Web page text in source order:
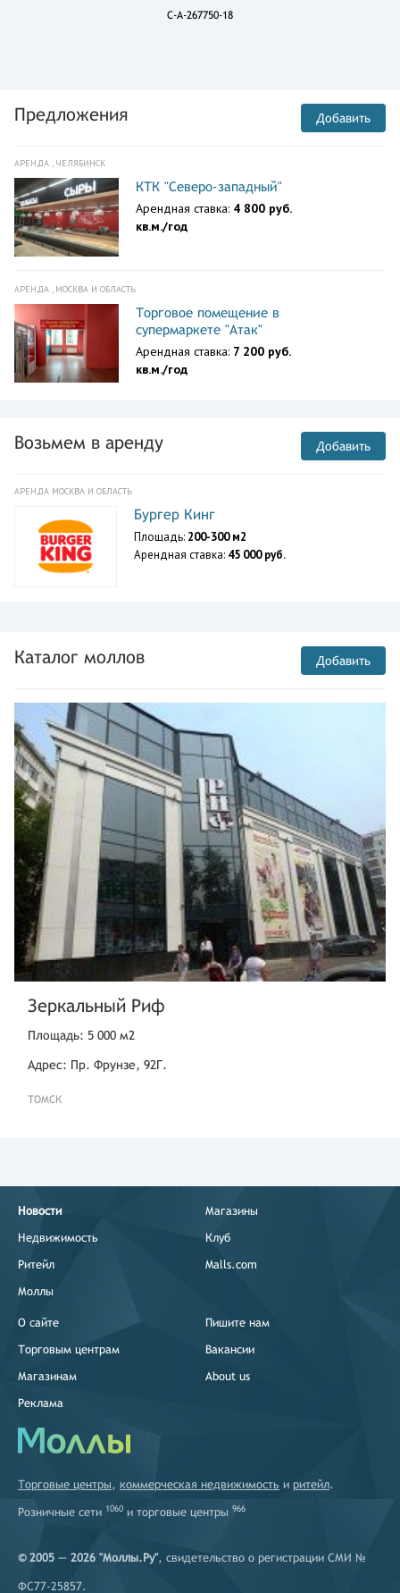
C-A-267750-18
Предложения Добавить
АРЕНДА , ЧЕЛЯБИНСК
КТК "Северо-западный"
Арендная ставка: 4 800 руб.
кв.м./год
АРЕНДА , МОСКВА И ОБЛАСТЬ
Торговое помещение в
супермаркете "Атак"
Арендная ставка: 7 200 руб.
кв.м./год
Возьмем в аренду Добавить
АРЕНДА МОСКВА И ОБЛАСТЬ
Бургер Кинг
Площадь: 200-300 м2
Арендная ставка: 45 000 руб.
Каталог моллов Добавить
Зеркальный Риф
Площадь: 5 000 м2
Адрес: Пр. Фрунзе, 92Г.
ТОМСК
Новости
Недвижимость
Ритейл
Моллы
Магазины
Клуб
Malls.com
О сайте
Торговым центрам
Магазинам
Реклама
Пишите нам
Вакансии
About us
Торговые центры, коммерческая недвижимость и ритейл.
Розничные сети 1060 и торговые центры 966
© 2005 — 2026 "Моллы.Ру", свидетельство о регистрации СМИ №
ФС77-25857.